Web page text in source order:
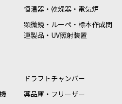
恒温器・乾燥器・電気炉
顕微鏡・ルーペ・標本作成関
連製品・UV照射装置
ドラフトチャンバー
薬品庫・フリーザー